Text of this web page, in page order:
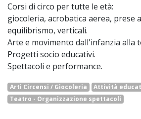
Corsi di circo per tutte le età:
giocoleria, acrobatica aerea, prese
equilibrismo, verticali.
Arte e movimento dall'infanzia alla
Progetti socio educativi.
Spettacoli e performance.
Arti Circensi / Giocoleria Attività
Teatro - Organizzazione spettacoli